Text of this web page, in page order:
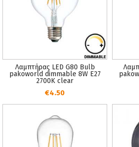
Λαμπτήρας LED G80 Bulb
pakoworld dimmable 8W E27
2700K clear
€4.50